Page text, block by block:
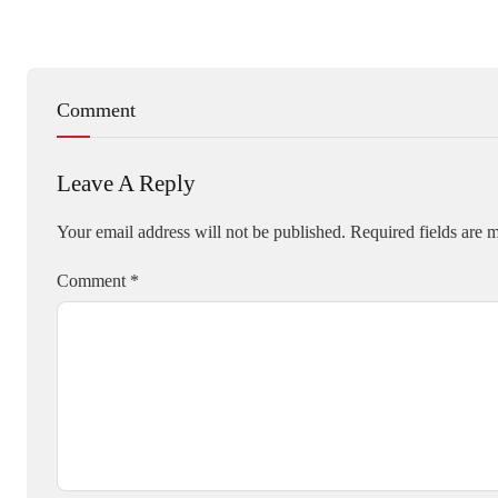
Comment
Leave A Reply
Your email address will not be published. Required fields are
Comment *